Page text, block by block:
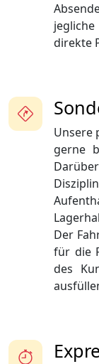
Unsere
gerne
Der
für die
des
direkte